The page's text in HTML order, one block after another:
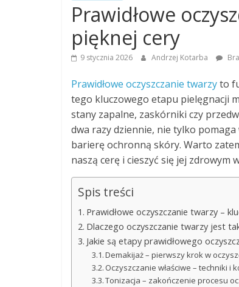
Prawidłowe
pięknej cery
9 stycznia 2026 Andrzej Kotarba
Prawidłowe oczyszczanie twarzyto
tego kluczowego etapu pielęgnacji
stany zapalne, zaskórniki czy
dwa razy dziennie, nie tylko
barierę ochronną skóry. Warto
naszą cerę i cieszyć się jej zdrowym
Spis treści
Prawidłowe oczyszczanie twarzy –
Dlaczego oczyszczanie twarzy jest
Jakie są etapy prawidłowego
Demakijaż – pierwszy krok w
Oczyszczanie właściwe – techniki i
Tonizacja – zakończenie procesu